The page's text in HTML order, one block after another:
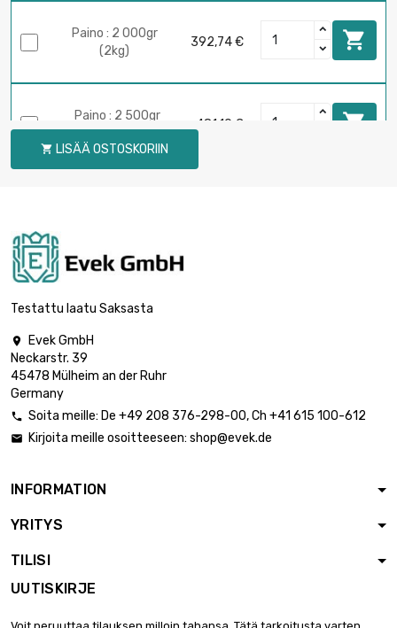
Paino : 2 000gr
(2kg)
392,74 € 
Paino : 2 500gr
(2.5kg)
481,10 € 
 LISÄÄ OSTOSKORIIN
Testattu laatu Saksasta

Evek GmbH
Neckarstr. 39
45478 Mülheim an der Ruhr
Germany
 Soita meille: De +49 208 376-298-00, Ch +41 615 100-612
 Kirjoita meille osoitteeseen: shop@evek.de
INFORMATION
YRITYS
TILISI
UUTISKIRJE